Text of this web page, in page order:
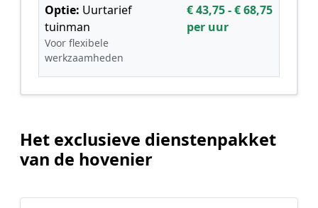
Optie: Uurtarief
tuinman
Voor flexibele
werkzaamheden
€ 43,75 - € 68,75
per uur
Het exclusieve dienstenpakket
van de hovenier